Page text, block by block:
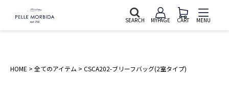
SEARCH MYPAGE CART MENU
HOME 全てのアイテム CSCA202-ブリーフバッグ(2室タイプ)